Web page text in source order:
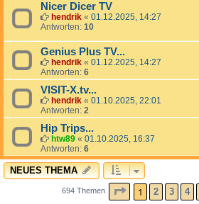
Nicer Dicer TV
hendrik « 01.12.2025, 14:27
Antworten: 10
Genius Plus TV...
hendrik « 01.12.2025, 14:27
Antworten: 6
VISIT-X.tv...
hendrik « 01.10.2025, 22:01
Antworten: 2
Hip Trips...
htw89 « 01.10.2025, 16:37
Antworten: 6
NEUES THEMA
694 Themen SEITE1 VON28
1 2 3 4